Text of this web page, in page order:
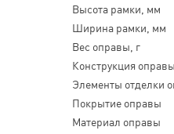
Высота рамки, мм
Ширина рамки, мм
Вес оправы, г
Конструкция оправы
Элементы отделки
Покрытие оправы
Материал оправы